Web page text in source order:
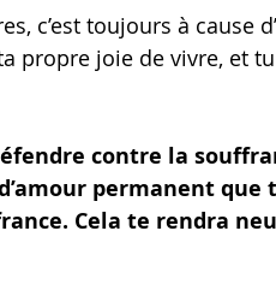
c’est toujours à cause
propre joie de vivre, et
contre la
permanent que
Cela te rendra